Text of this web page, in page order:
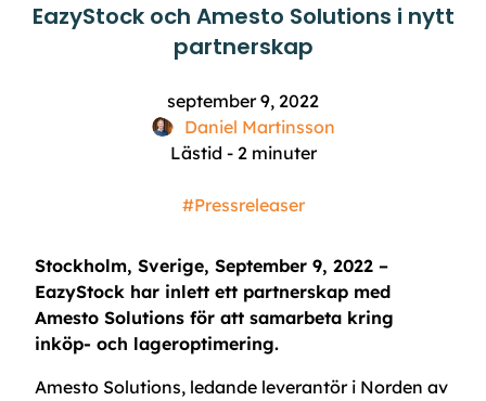
EazyStock och Amesto Solutions i nytt
partnerskap
september 9, 2022
Daniel Martinsson
Lästid - 2 minuter
#Pressreleaser
Stockholm, Sverige, September 9, 2022 –
EazyStock har inlett ett partnerskap med
Amesto Solutions för att samarbeta kring
inköp- och lageroptimering.
Amesto Solutions, ledande leverantör i Norden av